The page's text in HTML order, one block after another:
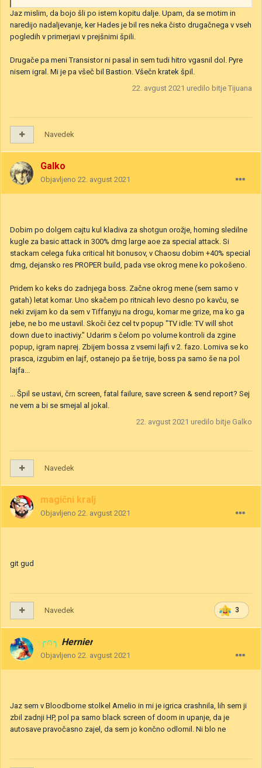
Jaz mislim, da bojo šli po istem kopitu dalje. Upam, da se motim in
naredijo nadaljevanje, ker Hades je bil res neka čisto drugačnega v vseh
pogledih v primerjavi v prejšnimi špili.
Drugače pa meni Transistor ni pasal in sem tudi hitro vgasnil dol. Pyre
nisem igral. Mi je pa všeč bil Bastion. Všečn kratek špil.
22. avgust 2021 uredilo bitje Tijuana
Navedek
Galko
Objavljeno 22. avgust 2021
Dobim po dolgem cajtu kul kladiva za shotgun orožje, homing sledilne
kugle za basic attack in 300% dmg large aoe za special attack. Si
stackam celega fuka critical hit bonusov, v Chaosu dobim +40% special
dmg, dejansko res PROPER build, pada vse okrog mene ko pokošeno.
Pridem ko keks do zadnjega boss. Začne okrog mene (sem samo v
gatah) letat komar. Uno skačem po ritnicah levo desno po kavču, se
neki zvijam ko da sem v Tiffanyju na drogu, komar me grize, ma ko ga
jebe, ne bo me ustavil. Skoči čez cel tv popup "TV idle: TV will shot
down due to inactiviy." Udarim s čelom po volume kontroli da zgine
popup, igram naprej. Zbijem bossa z vsemi lajfi v 2. fazo. Lomiva se ko
prasca, izgubim en lajf, ostanejo pa še trije, boss pa samo še na pol
lajfa...
... Špil se ustavi, črn screen, fatal failure, save screen & send report? Sej
ne vem a bi se smejal al jokal.
22. avgust 2021 uredilo bitje Galko
Navedek
magični kralj
Objavljeno 22. avgust 2021
git gud
3
Navedek
╭∩╮ Hernier
Objavljeno 22. avgust 2021
Jaz sem v Bloodborne stolkel Amelio in mi je igrica crashnila, lih sem ji
zbil zadnji HP, pol pa samo black screen of doom in upanje, da je
autosave pravočasno zajel, da sem jo končno odlomil. Ni blo ne